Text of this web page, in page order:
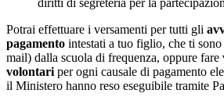
diritti di segreteria per la
Potrai effettuare i versamenti per tutti gli
pagamento intestati a tuo figlio, che ti
mail) dalla scuola di frequenza, oppure fare
volontari per ogni causale di pagamento
il Ministero hanno reso eseguibile tramite